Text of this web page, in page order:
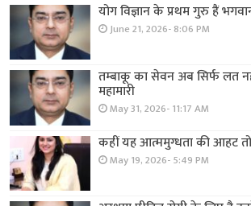
योग विज्ञान के प्रथम गुरु हैं
June 21, 2026- 8:06 PM
तम्बाकू का सेवन अब सिर्फ लत
महामारी
May 31, 2026- 11:17 AM
कहीं यह आत्ममुग्धता की आहट
May 19, 2026- 5:49 PM